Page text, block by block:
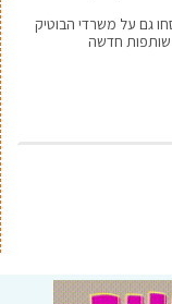
גם על משרדי הבוטיק
שותפות חדשה